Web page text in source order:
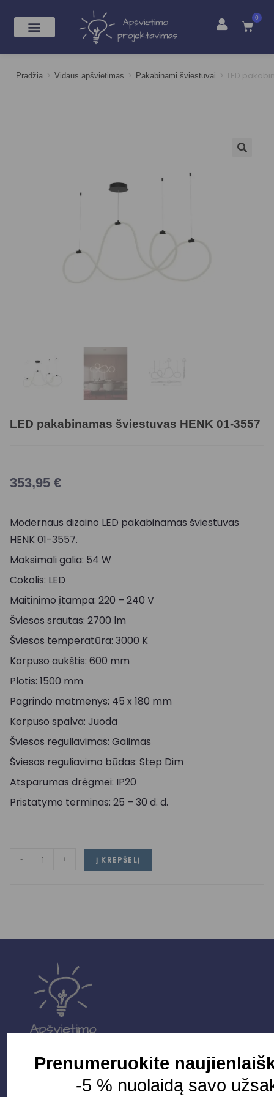
0
Pradžia > Vidaus apšvietimas > Pakabinami šviestuvai > LED
LED pakabinamas šviestuvas HENK 01-3557
353,95 €
Modernaus dizaino LED pakabinamas šviestuvas
HENK 01-3557.
Maksimali galia: 54 W
Cokolis: LED
Maitinimo įtampa: 220 – 240 V
Šviesos srautas: 2700 lm
Šviesos temperatūra: 3000 K
Korpuso aukštis: 600 mm
Plotis: 1500 mm
Pagrindo matmenys: 45 x 180 mm
Korpuso spalva: Juoda
Šviesos reguliavimas: Galimas
Šviesos reguliavimo būdas: Step Dim
Atsparumas drėgmei: IP20
Pristatymo terminas: 25 – 30 d. d.
- + Į KREPŠELĮ
Parduotuvė
Prenumeruokite
-5 % nuolaidą savo